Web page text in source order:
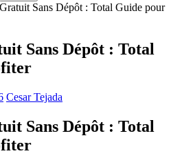
Sans Dépôt : Total Guide pour
Sans Dépôt : Total
Cesar Tejada
Sans Dépôt : Total